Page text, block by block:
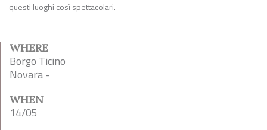
questi luoghi così spettacolari.
WHERE
Borgo Ticino
Novara -
WHEN
14/05